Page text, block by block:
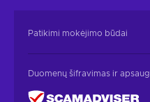
Patikimi mokėjimo būdai
Duomenų šifravimas ir